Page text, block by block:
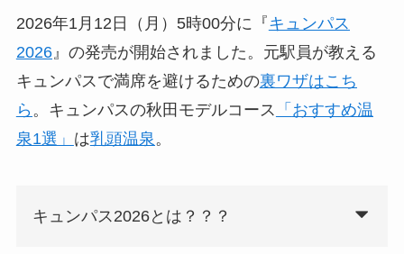
2026年1月12日（月）5時00分に『キュンパス
2026』の発売が開始されました。元駅員が教える
キュンパスで満席を避けるための裏ワザはこち
ら 。キュンパスの秋田モデルコース 「 おすすめ温
泉1選 」 は乳頭温泉 。
キュンパス2026とは？？？